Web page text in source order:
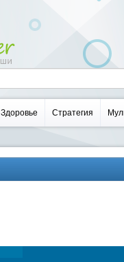
Здоровье Стратегия